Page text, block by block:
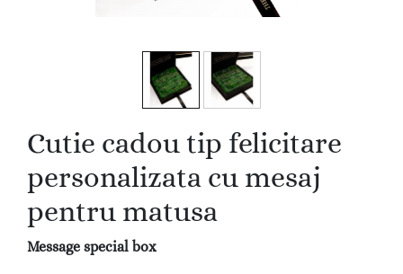
Cutie cadou tip felicitare
personalizata cu mesaj
pentru matusa
Message special box